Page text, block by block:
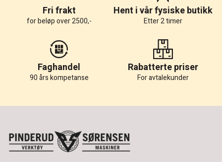
Fri frakt
for beløp over 2500,-
Hent i vår fysiske butikk
Etter 2 timer
Faghandel
90 års kompetanse
Rabatterte priser
For avtalekunder